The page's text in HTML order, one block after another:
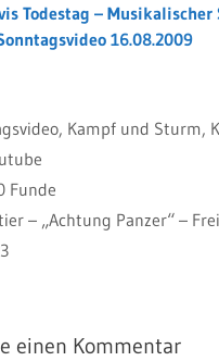
Todestag –
16.08.2009
, Kampf und Sturm,
Funde
– „Achtung Panzer“ –
einen Kommentar